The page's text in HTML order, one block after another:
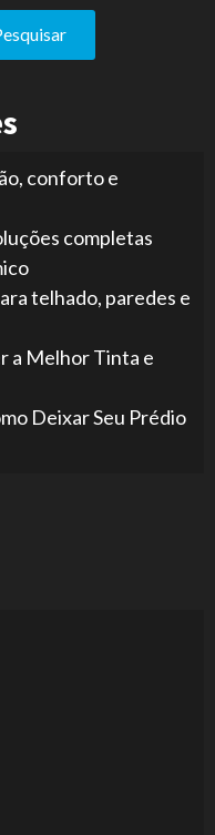
conforto e
completas
telhado, paredes e
a Melhor Tinta e
Deixar Seu Prédio